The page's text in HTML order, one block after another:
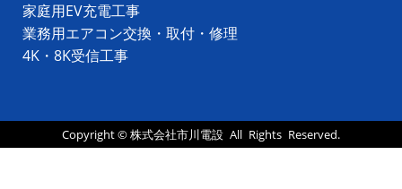
家庭用EV充電工事
業務用エアコン交換・取付・修理
4K・8K受信工事
Copyright ©株式会社市川電設 All Rights Reserved.